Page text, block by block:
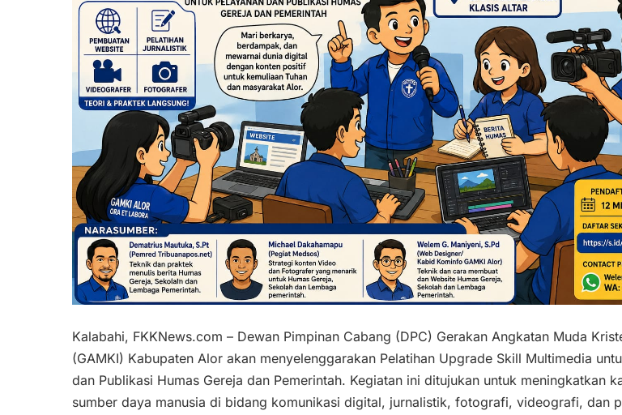
Kalabahi, FKKNews.com – Dewan Pimpinan Cabang (DPC) Gerakan Angkatan Muda
(GAMKI) Kabupaten Alor akan menyelenggarakan Pelatihan Upgrade Skill Multimedia
dan Publikasi Humas Gereja dan Pemerintah. Kegiatan ini ditujukan untuk meningkatkan
sumber daya manusia di bidang komunikasi digital, jurnalistik, fotografi, videografi, dan